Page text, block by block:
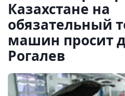
Казахстане на
обязательный
машин просит
Рогалев